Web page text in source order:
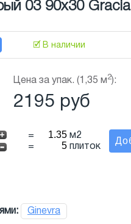
03 90x30
🗹 В наличии
Цена за упак. (1,35 м 2):
2195 руб
=
м2
=
плиток
Ginevra